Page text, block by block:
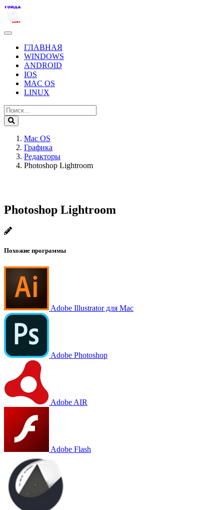
ГЛАВНАЯ
WINDOWS
ANDROID
IOS
MAC OS
LINUX
Mac OS
Графика
Редакторы
Photoshop Lightroom
Photoshop Lightroom
Похожие программы
Adobe Illustrator для Mac
Adobe Photoshop
Adobe AIR
Adobe Flash